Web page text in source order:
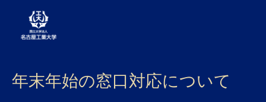
大学案内
年末年始の窓口対応について